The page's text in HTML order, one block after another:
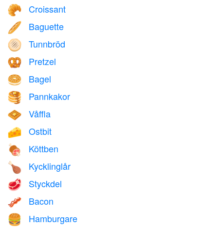
🥐 Croissant
🥖 Baguette
🫓 Tunnbröd
🥨 Pretzel
🥯 Bagel
🥞 Pannkakor
🧇 Våffla
🧀 Ostbit
🍖 Köttben
🍗 Kycklinglår
🥩 Styckdel
🥓 Bacon
🍔 Hamburgare